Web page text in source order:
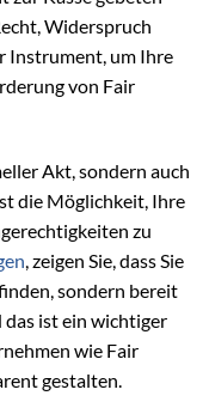
Widerspruch
Instrument, um Ihre
von Fair
Akt, sondern auch
die Möglichkeit, Ihre
zu
, zeigen Sie, dass Sie
sondern bereit
das ist ein wichtiger
wie Fair
gestalten.